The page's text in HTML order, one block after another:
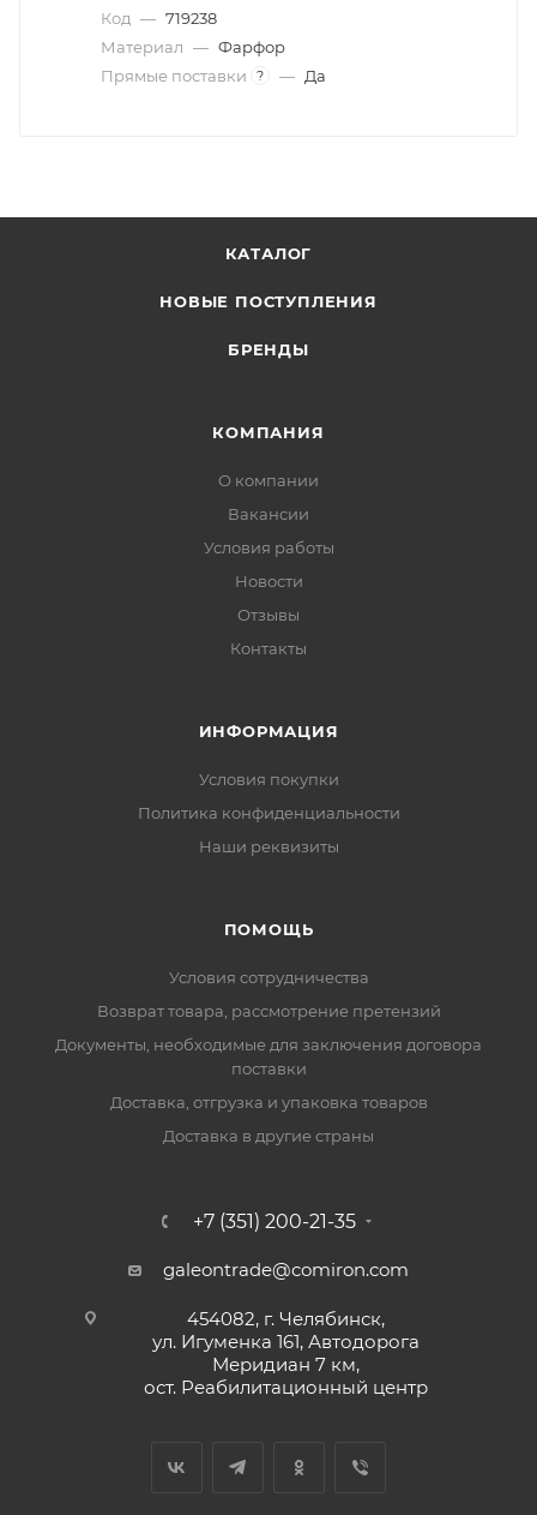
Код — 719238
Материал — Фарфор
Прямые поставки
? — Да
КАТАЛОГ
НОВЫЕ ПОСТУПЛЕНИЯ
БРЕНДЫ
КОМПАНИЯ
О компании
Вакансии
Условия работы
Новости
Отзывы
Контакты
ИНФОРМАЦИЯ
Условия покупки
Политика конфиденциальности
Наши реквизиты
ПОМОЩЬ
Условия сотрудничества
Возврат товара, рассмотрение претензий
Документы, необходимые для заключения договора
поставки
Доставка, отгрузка и упаковка товаров
Доставка в другие страны
+7 (351) 200-21-35
galeontrade@comiron.com
454082, г. Челябинск,
ул. Игуменка 161, Автодорога
Меридиан 7 км,
ост. Реабилитационный центр